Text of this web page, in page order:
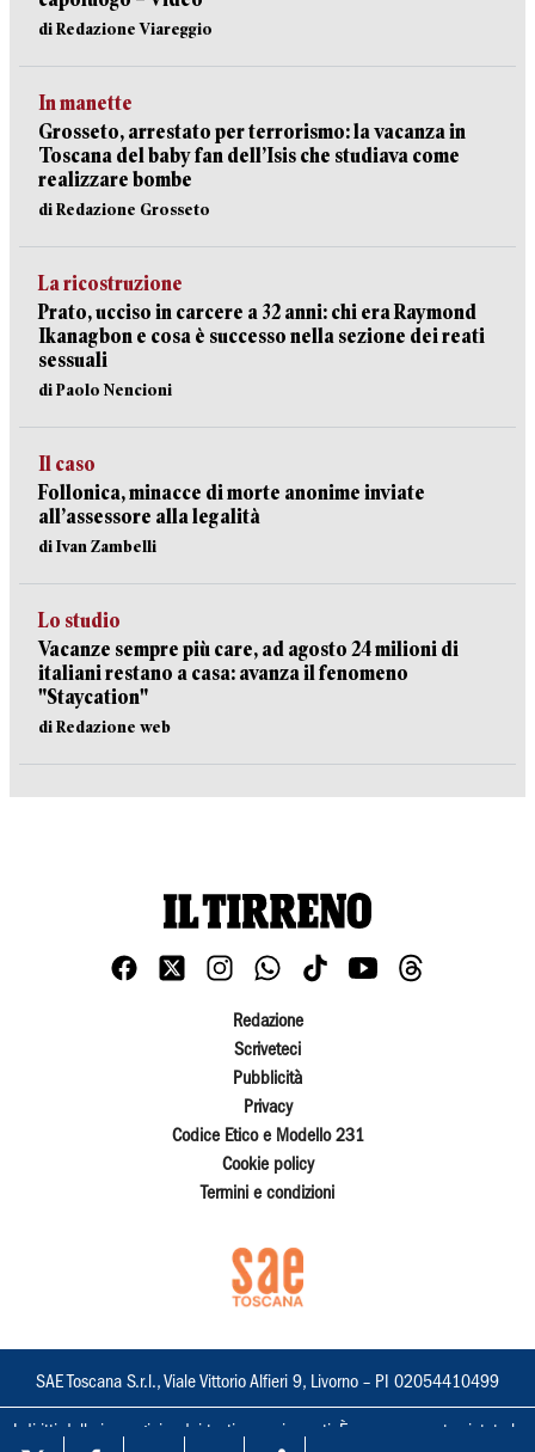
di Redazione Viareggio
In manette
Grosseto, arrestato per terrorismo: la vacanza in
Toscana del baby fan dell’Isis che studiava come
realizzare bombe
di Redazione Grosseto
La ricostruzione
Prato, ucciso in carcere a 32 anni: chi era Raymond
Ikanagbon e cosa è successo nella sezione dei reati
sessuali
di Paolo Nencioni
Il caso
Follonica, minacce di morte anonime inviate
all’assessore alla legalità
di Ivan Zambelli
Lo studio
Vacanze sempre più care, ad agosto 24 milioni di
italiani restano a casa: avanza il fenomeno
"Staycation"
di Redazione web
Redazione
Scriveteci
Pubblicità
Privacy
Codice Etico e Modello 231
Cookie policy
Termini e condizioni
SAE Toscana S.r.l., Viale Vittorio Alfieri 9, Livorno – PI 02054410499
I diritti delle immagini e dei testi sono riservati. È espressamente vietata la